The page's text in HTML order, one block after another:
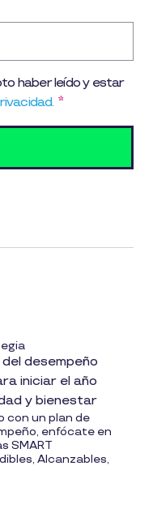
haber leído y estar
*
desempeño
iniciar el año
y bienestar
con un plan de
enfócate en
SMART
Alcanzables,